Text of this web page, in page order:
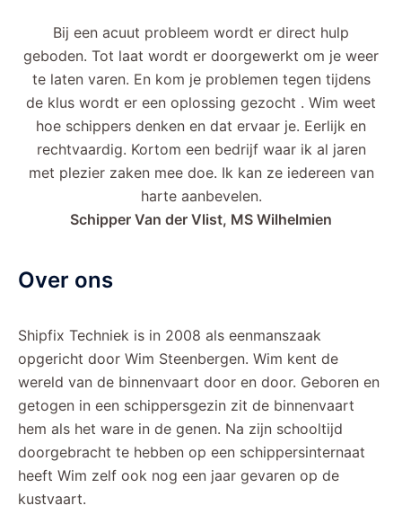
Bij een acuut probleem wordt er direct hulp
geboden. Tot laat wordt er doorgewerkt om je weer
te laten varen. En kom je problemen tegen tijdens
de klus wordt er een oplossing gezocht . Wim weet
hoe schippers denken en dat ervaar je. Eerlijk en
rechtvaardig. Kortom een bedrijf waar ik al jaren
met plezier zaken mee doe. Ik kan ze iedereen van
harte aanbevelen.
Schipper Van der Vlist, MS Wilhelmien
Over ons
Shipfix Techniek is in 2008 als eenmanszaak
opgericht door Wim Steenbergen. Wim kent de
wereld van de binnenvaart door en door. Geboren en
getogen in een schippersgezin zit de binnenvaart
hem als het ware in de genen. Na zijn schooltijd
doorgebracht te hebben op een schippersinternaat
heeft Wim zelf ook nog een jaar gevaren op de
kustvaart.